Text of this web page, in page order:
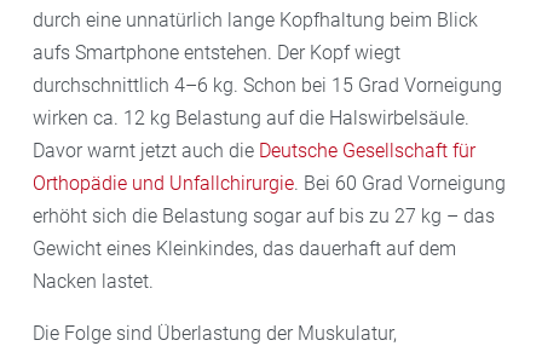
durch eine unnatürlich lange Kopfhaltung beim Blick
aufs Smartphone entstehen. Der Kopf wiegt
durchschnittlich 4–6 kg. Schon bei 15 Grad Vorneigung
wirken ca. 12 kg Belastung auf die Halswirbelsäule.
Davor warnt jetzt auch die Deutsche Gesellschaft für
Orthopädie und Unfallchirurgie. Bei 60 Grad Vorneigung
erhöht sich die Belastung sogar auf bis zu 27 kg – das
Gewicht eines Kleinkindes, das dauerhaft auf dem
Nacken lastet.
Die Folge sind Überlastung der Muskulatur,